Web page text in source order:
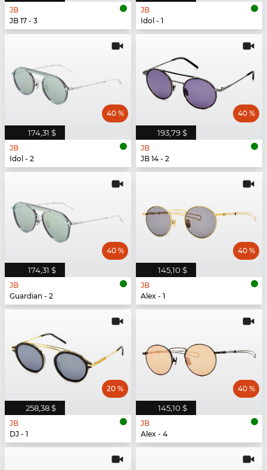
JB
JB 17 - 3
JB
Idol - 1
174,31 $
40 %
JB
Idol - 2
193,79 $
40 %
JB
JB 14 - 2
174,31 $
40 %
JB
Guardian - 2
145,10 $
40 %
JB
Alex - 1
258,38 $
20 %
JB
DJ - 1
145,10 $
40 %
JB
Alex - 4